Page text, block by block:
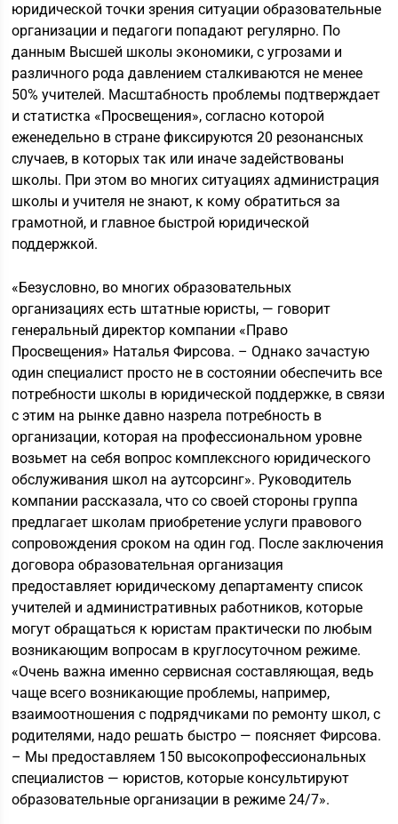
юридической точки зрения ситуации образовательные
организации и педагоги попадают регулярно. По
данным Высшей школы экономики, с угрозами и
различного рода давлением сталкиваются не менее
50% учителей. Масштабность проблемы подтверждает
и статистка «Просвещения», согласно которой
еженедельно в стране фиксируются 20 резонансных
случаев, в которых так или иначе задействованы
школы. При этом во многих ситуациях администрация
школы и учителя не знают, к кому обратиться за
грамотной, и главное быстрой юридической
поддержкой.
«Безусловно, во многих образовательных
организациях есть штатные юристы, — говорит
генеральный директор компании «Право
Просвещения» Наталья Фирсова. – Однако зачастую
один специалист просто не в состоянии обеспечить все
потребности школы в юридической поддержке, в связи
с этим на рынке давно назрела потребность в
организации, которая на профессиональном уровне
возьмет на себя вопрос комплексного юридического
обслуживания школ на аутсорсинг». Руководитель
компании рассказала, что со своей стороны группа
предлагает школам приобретение услуги правового
сопровождения сроком на один год. После заключения
договора образовательная организация
предоставляет юридическому департаменту список
учителей и административных работников, которые
могут обращаться к юристам практически по любым
возникающим вопросам в круглосуточном режиме.
«Очень важна именно сервисная составляющая, ведь
чаще всего возникающие проблемы, например,
взаимоотношения с подрядчиками по ремонту школ, с
родителями, надо решать быстро — поясняет Фирсова.
– Мы предоставляем 150 высокопрофессиональных
специалистов — юристов, которые консультируют
образовательные организации в режиме 24/7».